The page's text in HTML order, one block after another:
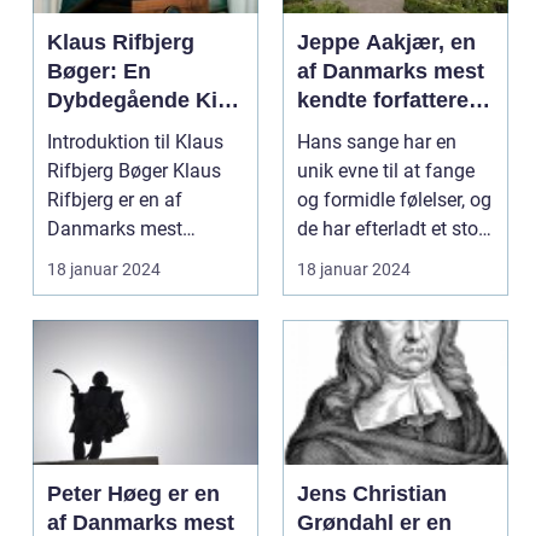
Klaus Rifbjerg
Bøger: En
Dybdegående Kig
på et Litterært
Mesterstykke
Introduktion til Klaus
Rifbjerg Bøger Klaus
Rifbjerg er en af
Danmarks mest
fremtrædende
forfattere...
18 januar 2024
Jeppe Aakjær, en
af Danmarks mest
kendte forfattere
og digtere, er også
kendt for sine
smukke sange
Hans sange har en
unik evne til at fange
og formidle følelser, og
de har efterladt et stort
aftryk i...
18 januar 2024
Peter Høeg er en
af Danmarks mest
Jens Christian
Grøndahl er en